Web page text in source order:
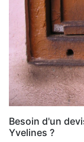
Besoin d'un
Yvelines ?